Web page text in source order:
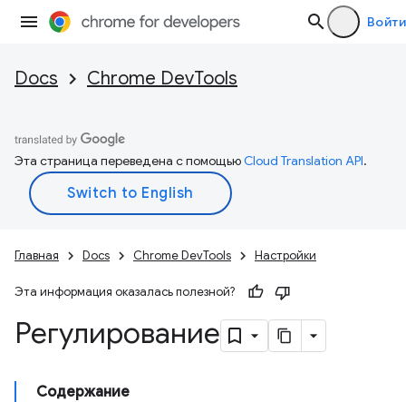
Войти
Docs Chrome DevTools
Эта страница переведена с помощьюCloud Translation API.
Главная Docs Chrome DevTools Настройки
Эта информация оказалась полезной?
Регулирование
Содержание